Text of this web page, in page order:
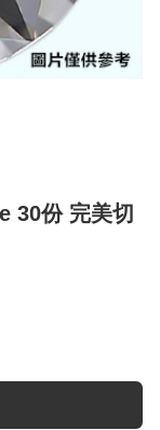
30份 完美切